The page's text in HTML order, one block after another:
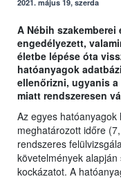
2021. május 19, szerda
A Nébih
engedélyezett,
életbe lépése óta
hatóanyagok
ellenőrizni, ugyanis
miatt rendszeresen
Az egyes
meghatározott időre
rendszeres
követelmények
kockázatot. A